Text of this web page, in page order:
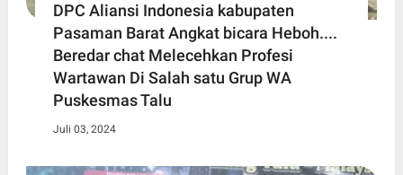
DPC Aliansi Indonesia kabupaten
Pasaman Barat Angkat bicara Heboh....
Beredar chat Melecehkan Profesi
Wartawan Di Salah satu Grup WA
Puskesmas Talu
Juli 03, 2024